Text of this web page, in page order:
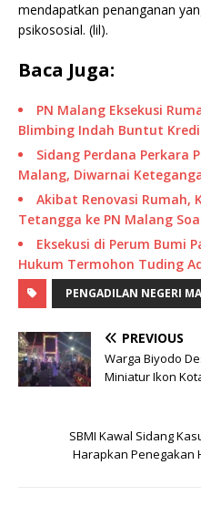
mendapatkan penanganan
psikososial. (lil).
Baca Juga:
PN Malang Eksekusi
Blimbing Indah Buntut
Sidang Perdana Perkara
Malang, Diwarnai
Akibat Renovasi Rumah,
Tetangga ke PN Malang
Eksekusi di Perum Bumi
Hukum Termohon Tuding
PENGADILAN NEGERI
PREVIOUS
Warga Biyodo
Miniatur Ikon
SBMI Kawal Sidang
Harapkan Penegakan